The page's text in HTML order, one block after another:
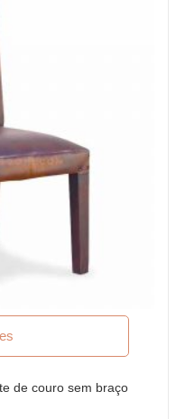
de couro sem braço